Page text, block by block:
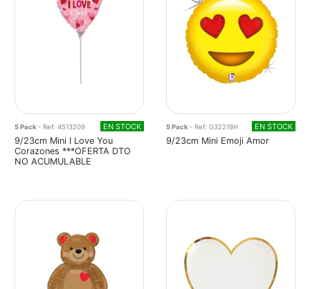
5 Pack - Ref: 4513209 EN STOCK
9/23cm Mini I Love You
Corazones ***OFERTA DTO
NO ACUMULABLE
5 Pack - Ref: G32219H EN STOCK
9/23cm Mini Emoji Amor